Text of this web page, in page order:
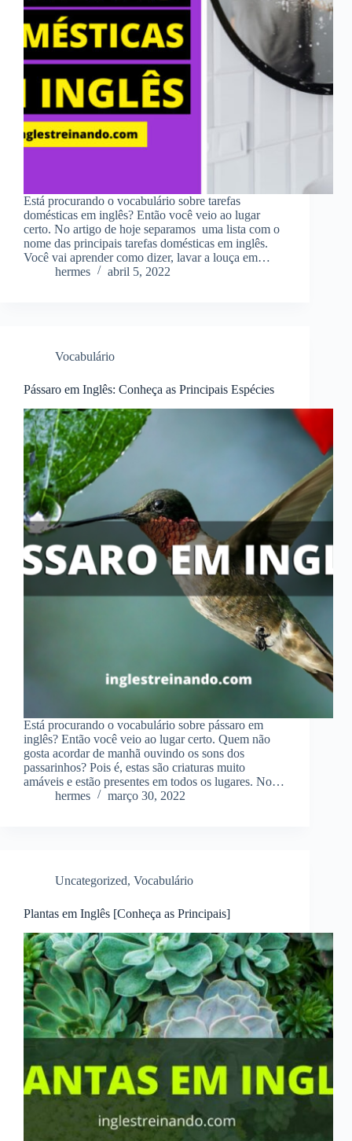
Está procurando o vocabulário sobre tarefas
domésticas em inglês? Então você veio ao lugar
certo. No artigo de hoje separamos uma lista com o
nome das principais tarefas domésticas em inglês.
Você vai aprender como dizer, lavar a louça em…
hermes
abril 5, 2022
Vocabulário
Pássaro em Inglês: Conheça as Principais Espécies
Está procurando o vocabulário sobre pássaro em
inglês? Então você veio ao lugar certo. Quem não
gosta acordar de manhã ouvindo os sons dos
passarinhos? Pois é, estas são criaturas muito
amáveis e estão presentes em todos os lugares. No…
hermes
março 30, 2022
Uncategorized, Vocabulário
Plantas em Inglês [Conheça as Principais]